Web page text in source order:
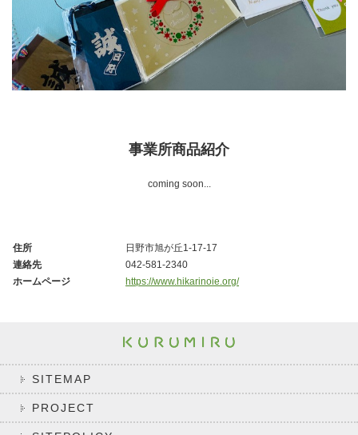
事業所商品紹介
coming soon...
住所
日野市旭が丘1-17-17
連絡先
042-581-2340
ホームページ
https://www.hikarinoie.org/
SITEMAP
PROJECT